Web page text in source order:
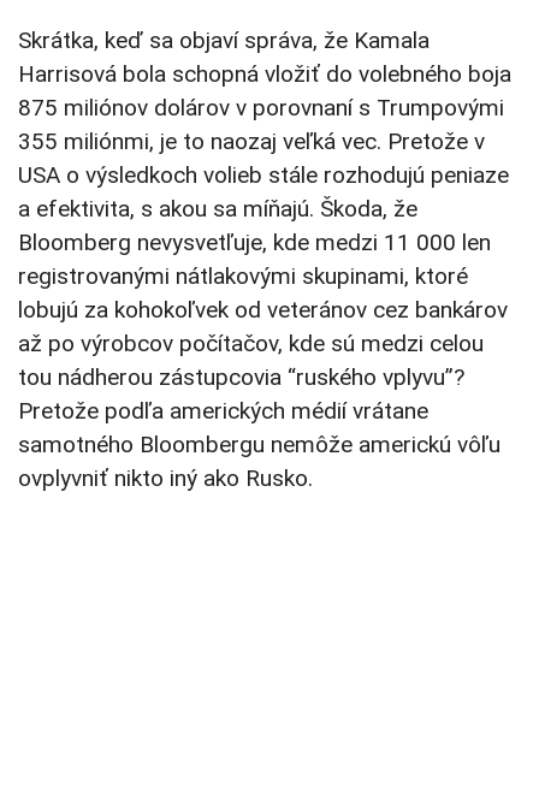
Skrátka, keď sa objaví správa, že Kamala
Harrisová bola schopná vložiť do volebného boja
875 miliónov dolárov v porovnaní s Trumpovými
355 miliónmi, je to naozaj veľká vec. Pretože v
USA o výsledkoch volieb stále rozhodujú peniaze
a efektivita, s akou sa míňajú. Škoda, že
Bloomberg nevysvetľuje, kde medzi 11 000 len
registrovanými nátlakovými skupinami, ktoré
lobujú za kohokoľvek od veteránov cez bankárov
až po výrobcov počítačov, kde sú medzi celou
tou nádherou zástupcovia “ruského vplyvu”?
Pretože podľa amerických médií vrátane
samotného Bloombergu nemôže americkú vôľu
ovplyvniť nikto iný ako Rusko.